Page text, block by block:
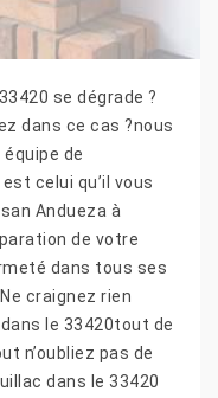
se dégrade ?
dans ce cas ?nous
de
celui qu’il vous
Andueza à
de votre
dans tous ses
craignez rien
le 33420tout de
n’oubliez pas de
dans le 33420